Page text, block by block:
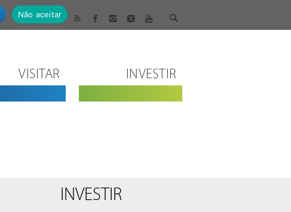
VISITAR INVESTIR
INVESTIR
Não aceitar